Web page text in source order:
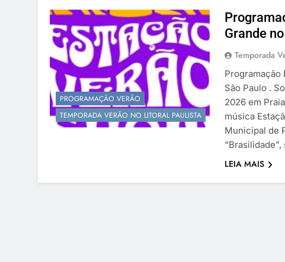
PROGRAMAÇÃO VERÃO
TEMPORADA VERÃO NO LITORAL PAULISTA
Grande
Temporada
Programação
São Paulo .
2026 em
música
Municipal de
LEIA MAIS